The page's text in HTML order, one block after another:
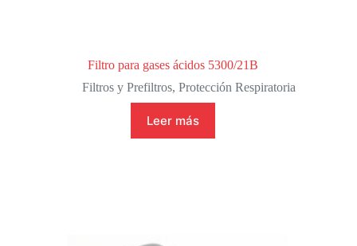
Filtro para gases ácidos 5300/21B
Filtros y Prefiltros,Protección Respiratoria
Leer más